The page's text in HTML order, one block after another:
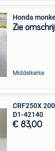
Honda
Zie
Middelkerke
CRF250X
D1-42140
€ 83,00